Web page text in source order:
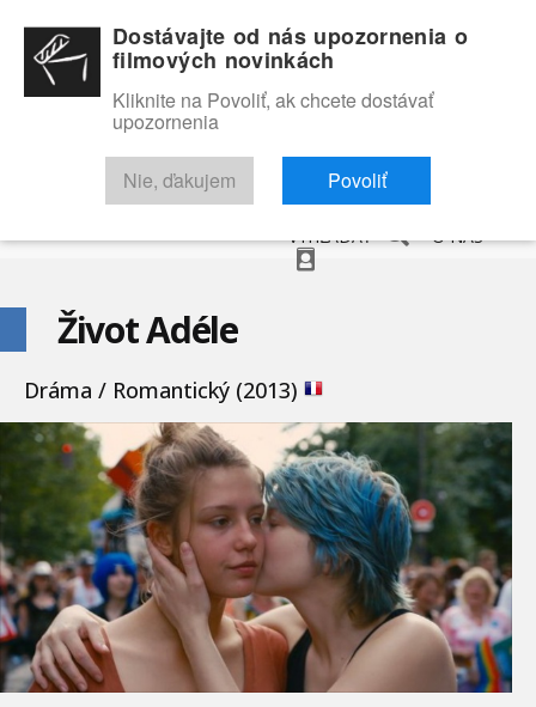
RECENZIE TRAILERY FILMOVÁ DATABÁZA
VYHĽADAŤ O NÁS
Život Adéle
Dráma / Romantický (2013)
Dostávajte od nás upozornenia o
filmových novinkách
Kliknite na Povoliť, ak chcete dostávať
upozornenia
Nie, ďakujem Povoliť